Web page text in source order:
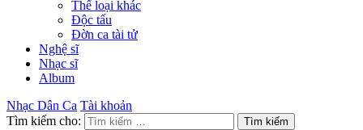
Thể loại khác
Độc tấu
Đờn ca tài tử
Nghệ sĩ
Nhạc sĩ
Album
Nhạc Dân Ca Tài khoản
Tìm kiếm cho: